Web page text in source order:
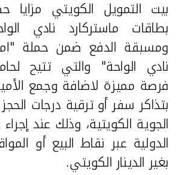
خدمات ما بعد البيع
اتصل بنا
مواقع الفروع وأجهزة الصرف الآلي
ألمانيا
ماليزيا
بيت التمويل الكويتي مزايا
بطاقات ماستركارد نادي
ومسبقة الدفع ضمن حملة
نادي الواحة" والتي تتيح
فرصة مميزة لاضافة وجمع
بتذاكر سفر أو ترقية درجات
الجوية الكويتية، وذلك عند
الدولية عبر نقاط البيع أو
بغير الدينار الكويتي.